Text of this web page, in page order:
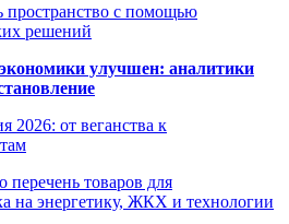
пространство с помощью
решений
улучшен: аналитики
2026: от веганства к
товаров для
на энергетику, ЖКХ и технологии